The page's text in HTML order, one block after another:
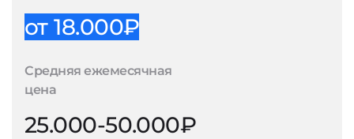
от 18.000₽
Средняя ежемесячная
цена
25.000-50.000₽